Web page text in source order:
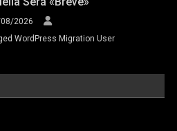
2026
WordPress Migration User